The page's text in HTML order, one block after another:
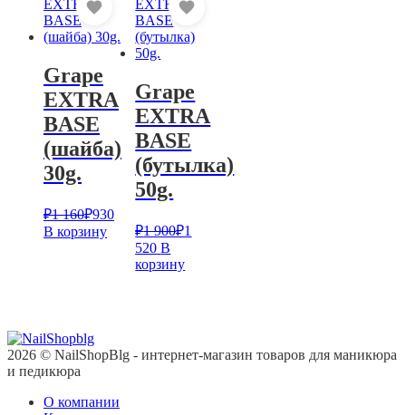
Grape
EXTRA
BASE
(шайба)
30g.
₽1 160₽930
В корзину
Grape
EXTRA
BASE
(бутылка)
50g.
₽1 900₽1
520 В
корзину
2026 © NailShopBlg - интернет-магазин товаров для маникюра
и педикюра
О компании